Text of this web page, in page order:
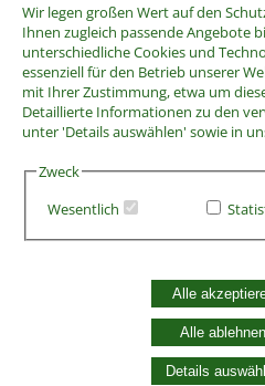
Wir legen großen Wert auf den
Ihnen zugleich passende Angebote
unterschiedliche Cookies und
essenziell für den Betrieb unserer
mit Ihrer Zustimmung, etwa um
Detaillierte Informationen zu den
unter 'Details auswählen' sowie in
Zweck
Wesentlich
Alle
Alle ablehnen
Details
Widerrufsbelehrung
Datenschutzerklärung
Zahlung und Versand
Batterieentsorgung